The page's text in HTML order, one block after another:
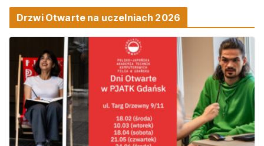
Drzwi Otwarte na uczelniach 2026